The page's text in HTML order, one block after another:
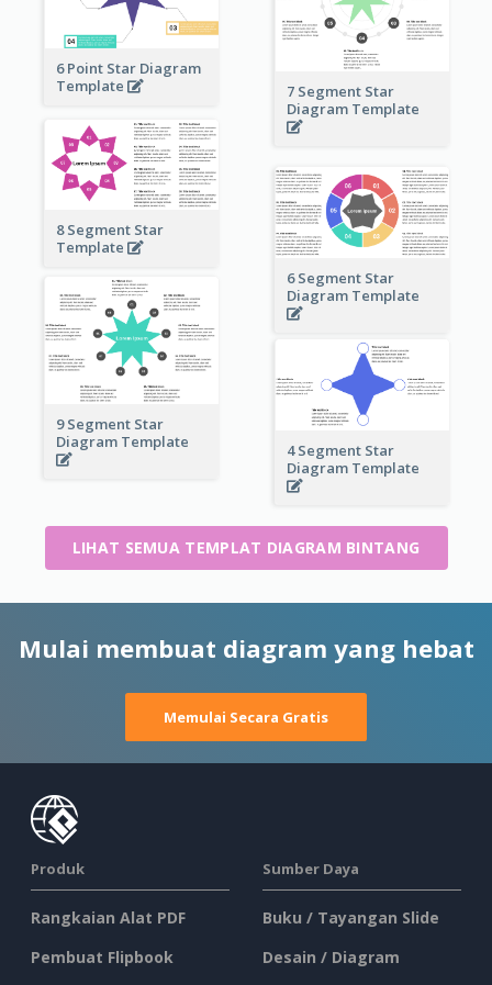
6 Point Star Diagram
Template
7 Segment Star
Diagram Template
8 Segment Star
Template
6 Segment Star
Diagram Template
9 Segment Star
Diagram Template
4 Segment Star
Diagram Template
LIHAT SEMUA TEMPLAT DIAGRAM BINTANG
Mulai membuat diagram yang hebat
Memulai Secara Gratis
Produk
Rangkaian Alat PDF
Pembuat Flipbook
Sumber Daya
Buku / Tayangan Slide
Desain / Diagram